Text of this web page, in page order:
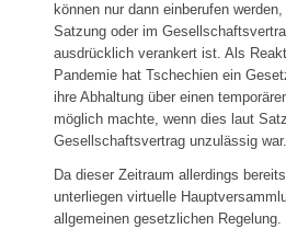
können nur dann einberufen
Satzung oder im
ausdrücklich verankert ist. Als
Pandemie hat Tschechien ein
ihre Abhaltung über einen
möglich machte, wenn dies laut
Gesellschaftsvertrag unzulässig war.
Da dieser Zeitraum allerdings
unterliegen virtuelle
allgemeinen gesetzlichen